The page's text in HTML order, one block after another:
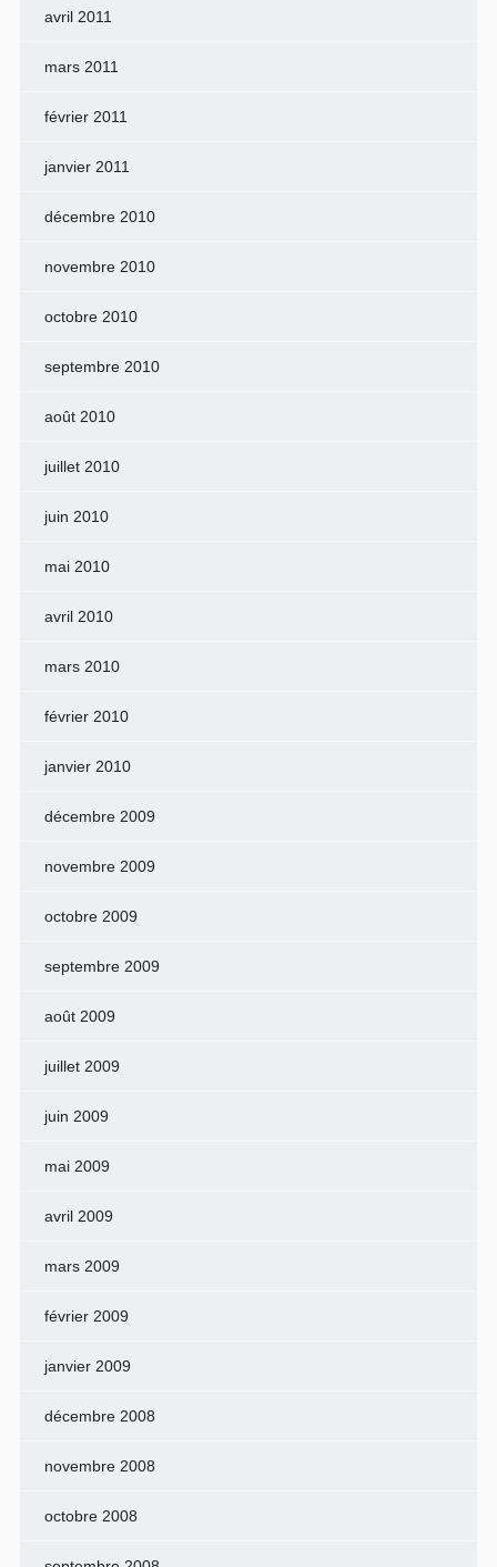
avril 2011
mars 2011
février 2011
janvier 2011
décembre 2010
novembre 2010
octobre 2010
septembre 2010
août 2010
juillet 2010
juin 2010
mai 2010
avril 2010
mars 2010
février 2010
janvier 2010
décembre 2009
novembre 2009
octobre 2009
septembre 2009
août 2009
juillet 2009
juin 2009
mai 2009
avril 2009
mars 2009
février 2009
janvier 2009
décembre 2008
novembre 2008
octobre 2008